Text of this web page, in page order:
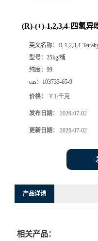
(R)-(+)-1,2,3,4-四氢异
英文名称： D-1,2,3,4-
型号： 25kg/桶
纯度： 99
cas： 103733-65-9
价格： ￥1/千克
发布日期： 2026-07-02
更新日期： 2026-07-02
产品详请
相关产品：